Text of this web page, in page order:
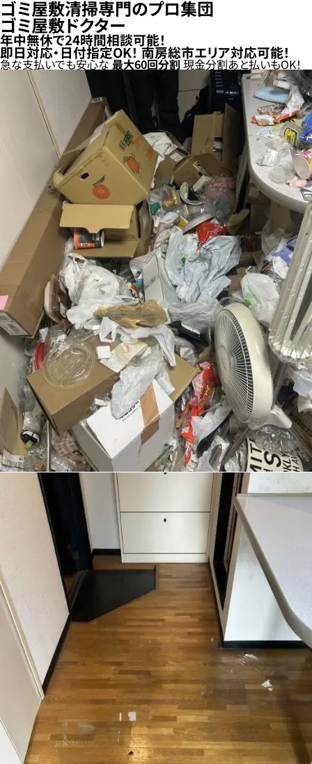
ゴミ屋敷清掃専門のプロ集団
ゴミ屋敷ドクター
年中無休で24時間相談可能！
即日対応・日付指定OK！ 南房総市エリア対応可能！
急な支払いでも安心な最大60回分割現金分割あと払いもOK！